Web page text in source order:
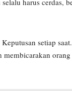
harus
setiap